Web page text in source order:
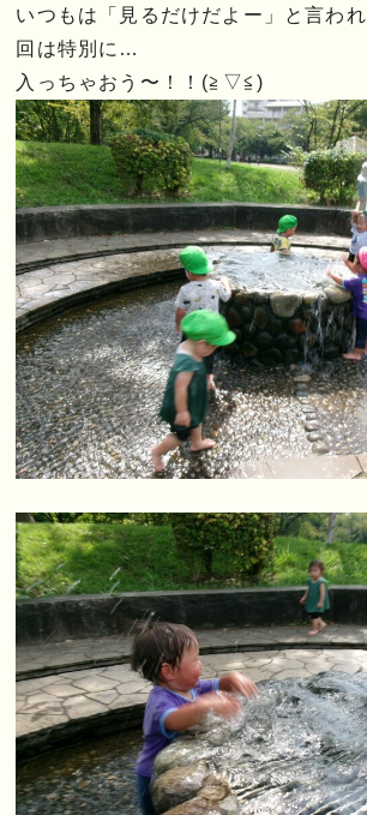
いつもは「見るだけだよー」と言わ
回は特別に…
入っちゃおう〜！！(≧▽≦)